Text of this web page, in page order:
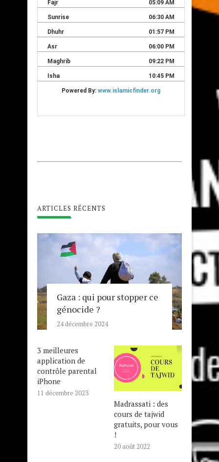
ARTICLES RÉCENTS
Gaza : qui pour stopper ce
génocide ?
24 décembre 2024
3 meilleures
application de
contrôle parental
iPhone
11 décembre 2023
Madrassati : des
cours de tajwid
gratuits, pour vous
!
20 août 2022